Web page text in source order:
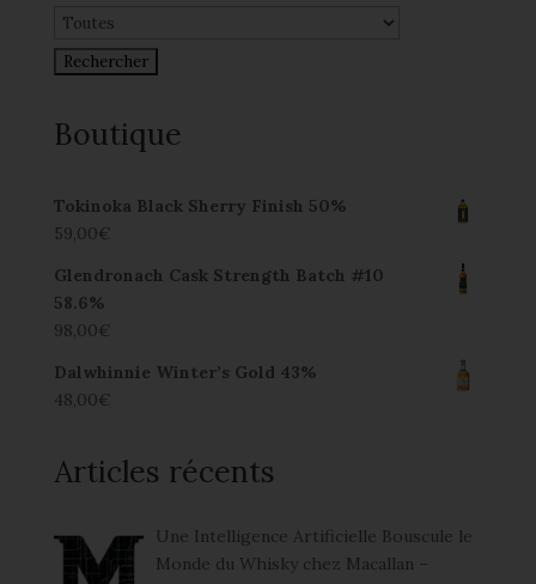
Boutique
Tokinoka Black Sherry Finish 50%
59,00€
Glendronach Cask Strength Batch #10
58.6%
98,00€
Dalwhinnie Winter’s Gold 43%
48,00€
Articles récents
Une Intelligence Artificielle Bouscule le
Monde du Whisky chez Macallan –